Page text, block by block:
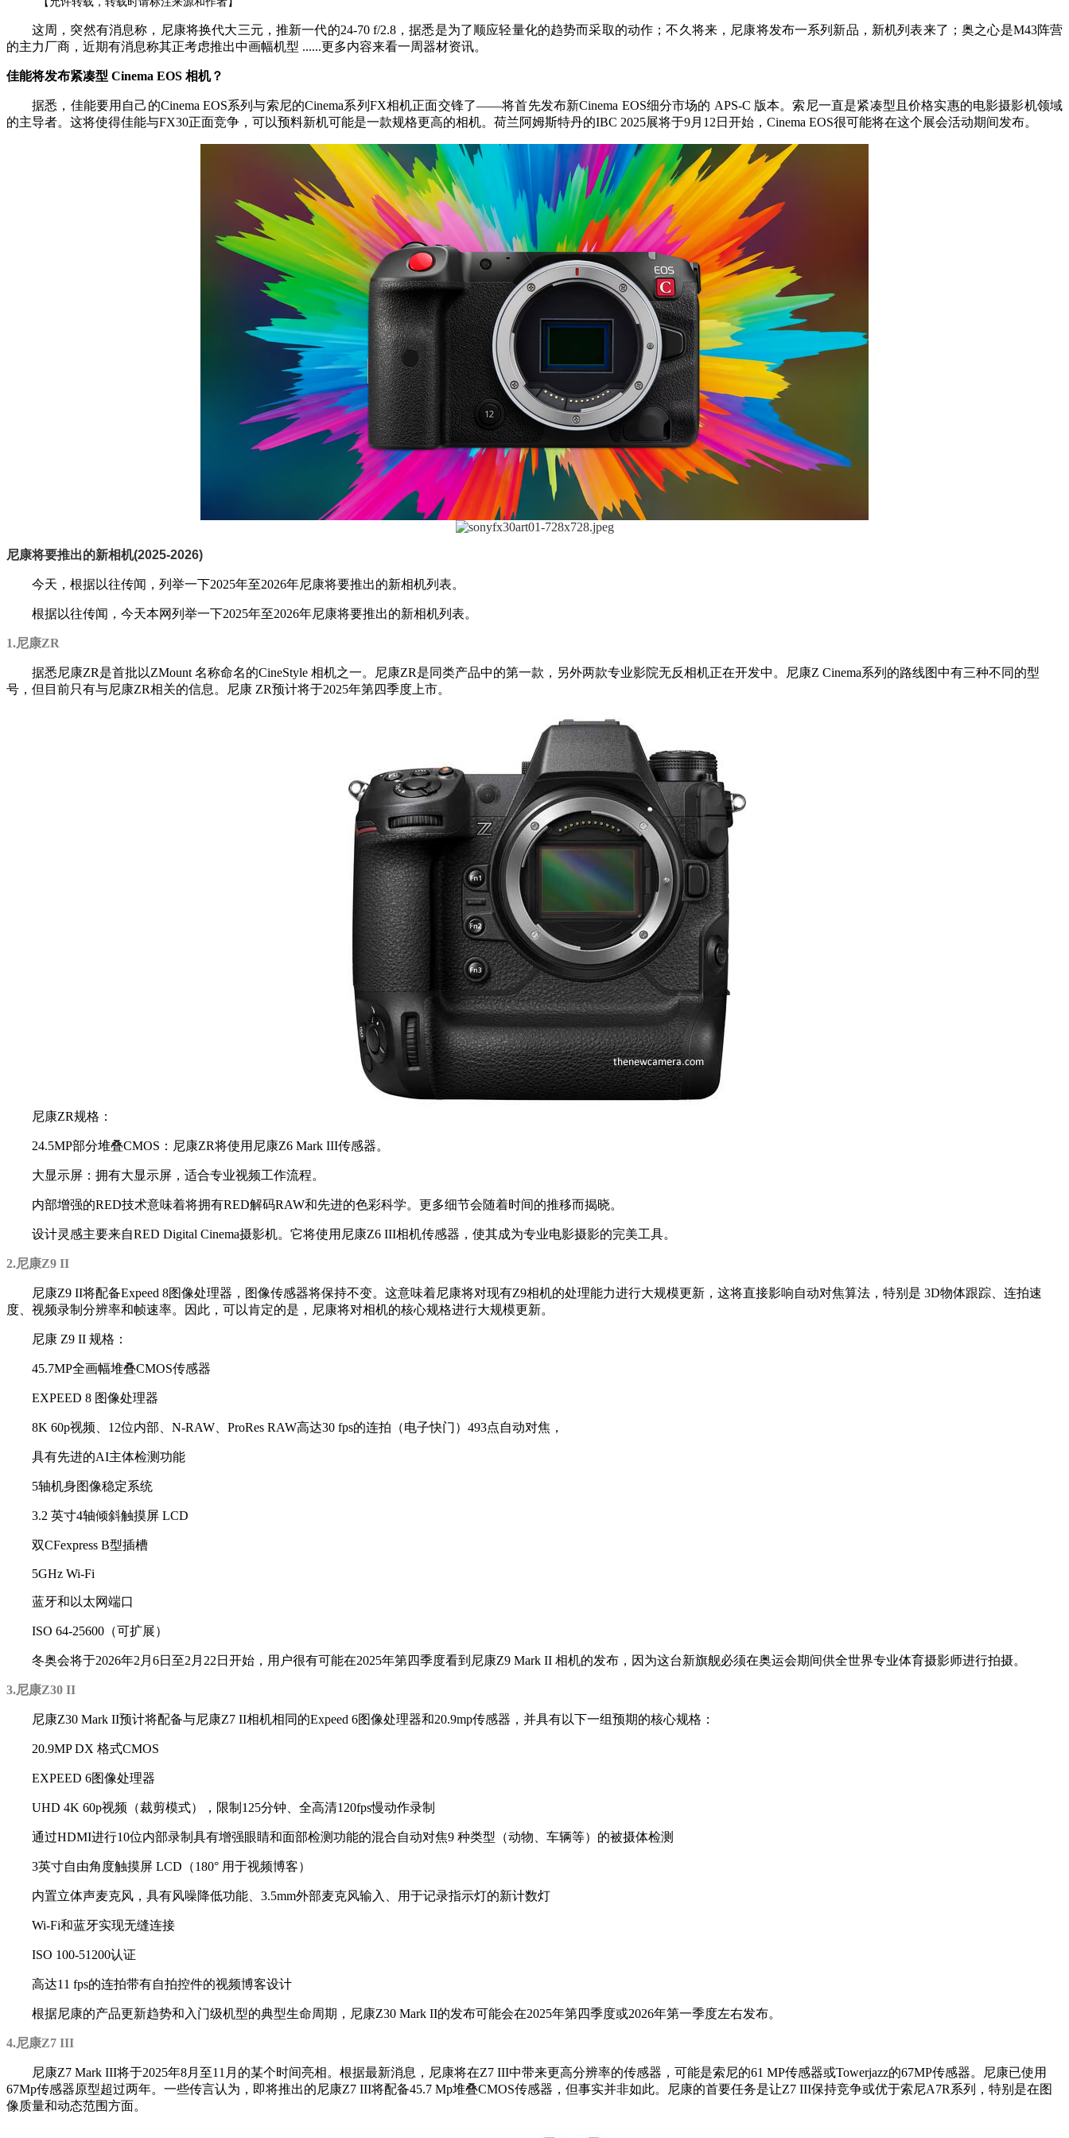
这周，突然有消息称，尼康将换代大三元，推新一代的24-70 f/2.8，据悉是为了顺应轻量化的趋势而采取的动作；不久将来，尼康将发布一系列新品，新机列表来了；奥之心是M43阵营
的主力厂商，近期有消息称其正考虑推出中画幅机型 ......更多内容来看一周器材资讯。
佳能将发布紧凑型 Cinema EOS 相机？
据悉，佳能要用自己的Cinema EOS系列与索尼的Cinema系列FX相机正面交锋了——将首先发布新Cinema EOS细分市场的 APS-C 版本。索尼一直是紧凑型且价格实惠的电影摄影机领域
的主导者。这将使得佳能与FX30正面竞争，可以预料新机可能是一款规格更高的相机。荷兰阿姆斯特丹的IBC 2025展将于9月12日开始，Cinema EOS很可能将在这个展会活动期间发布。
尼康将要推出的新相机(2025-2026)
今天，根据以往传闻，列举一下2025年至2026年尼康将要推出的新相机列表。
根据以往传闻，今天本网列举一下2025年至2026年尼康将要推出的新相机列表。
1.尼康ZR
据悉尼康ZR是首批以ZMount 名称命名的CineStyle 相机之一。尼康ZR是同类产品中的第一款，另外两款专业影院无反相机正在开发中。尼康Z Cinema系列的路线图中有三种不同的型
号，但目前只有与尼康ZR相关的信息。尼康 ZR预计将于2025年第四季度上市。
尼康ZR规格：
24.5MP部分堆叠CMOS：尼康ZR将使用尼康Z6 Mark III传感器。
大显示屏：拥有大显示屏，适合专业视频工作流程。
内部增强的RED技术意味着将拥有RED解码RAW和先进的色彩科学。更多细节会随着时间的推移而揭晓。
设计灵感主要来自RED Digital Cinema摄影机。它将使用尼康Z6 III相机传感器，使其成为专业电影摄影的完美工具。
2.尼康Z9 II
尼康Z9 II将配备Expeed 8图像处理器，图像传感器将保持不变。这意味着尼康将对现有Z9相机的处理能力进行大规模更新，这将直接影响自动对焦算法，特别是 3D物体跟踪、连拍速
度、视频录制分辨率和帧速率。因此，可以肯定的是，尼康将对相机的核心规格进行大规模更新。
尼康 Z9 II 规格：
45.7MP全画幅堆叠CMOS传感器
EXPEED 8 图像处理器
8K 60p视频、12位内部、N-RAW、ProRes RAW高达30 fps的连拍（电子快门）493点自动对焦，
具有先进的AI主体检测功能
5轴机身图像稳定系统
3.2 英寸4轴倾斜触摸屏 LCD
双CFexpress B型插槽
5GHz Wi-Fi
蓝牙和以太网端口
ISO 64-25600（可扩展）
冬奥会将于2026年2月6日至2月22日开始，用户很有可能在2025年第四季度看到尼康Z9 Mark II 相机的发布，因为这台新旗舰必须在奥运会期间供全世界专业体育摄影师进行拍摄。
3.尼康Z30 II
尼康Z30 Mark II预计将配备与尼康Z7 II相机相同的Expeed 6图像处理器和20.9mp传感器，并具有以下一组预期的核心规格：
20.9MP DX 格式CMOS
EXPEED 6图像处理器
UHD 4K 60p视频（裁剪模式），限制125分钟、全高清120fps慢动作录制
通过HDMI进行10位内部录制具有增强眼睛和面部检测功能的混合自动对焦9 种类型（动物、车辆等）的被摄体检测
3英寸自由角度触摸屏 LCD（180° 用于视频博客）
内置立体声麦克风，具有风噪降低功能、3.5mm外部麦克风输入、用于记录指示灯的新计数灯
Wi-Fi和蓝牙实现无缝连接
ISO 100-51200认证
高达11 fps的连拍带有自拍控件的视频博客设计
根据尼康的产品更新趋势和入门级机型的典型生命周期，尼康Z30 Mark II的发布可能会在2025年第四季度或2026年第一季度左右发布。
4.尼康Z7 III
尼康Z7 Mark III将于2025年8月至11月的某个时间亮相。根据最新消息，尼康将在Z7 III中带来更高分辨率的传感器，可能是索尼的61 MP传感器或Towerjazz的67MP传感器。尼康已使用
67Mp传感器原型超过两年。一些传言认为，即将推出的尼康Z7 III将配备45.7 Mp堆叠CMOS传感器，但事实并非如此。尼康的首要任务是让Z7 III保持竞争或优于索尼A7R系列，特别是在图
像质量和动态范围方面。